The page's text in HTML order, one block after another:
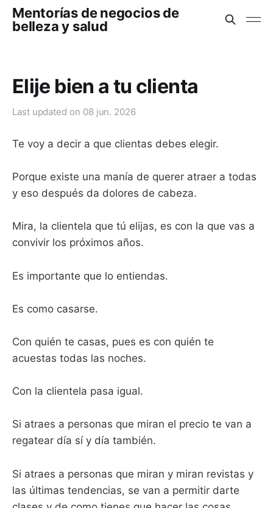
Mentorías de negocios de
belleza y salud
Elije bien a tu clienta
Last updated on 08 jun. 2026
Te voy a decir a que clientas debes elegir.
Porque existe una manía de querer atraer a todas
y eso después da dolores de cabeza.
Mira, la clientela que tú elijas, es con la que vas a
convivir los próximos años.
Es importante que lo entiendas.
Es como casarse.
Con quién te casas, pues es con quién te
acuestas todas las noches.
Con la clientela pasa igual.
Si atraes a personas que miran el precio te van a
regatear día sí y día también.
Si atraes a personas que miran y miran revistas y
las últimas tendencias, se van a permitir darte